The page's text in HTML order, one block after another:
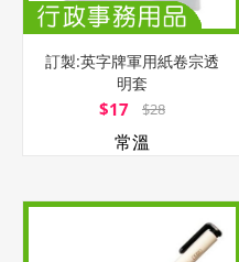
訂製:英字牌軍用紙卷宗透
明套
$17 $28
常溫